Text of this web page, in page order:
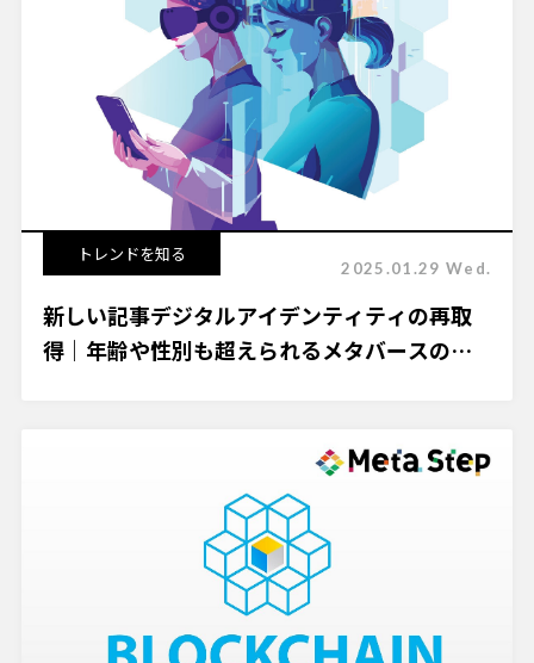
トレンドを知る
2025.01.29 Wed.
新しい記事デジタルアイデンティティの再取
得｜年齢や性別も超えられるメタバースの本